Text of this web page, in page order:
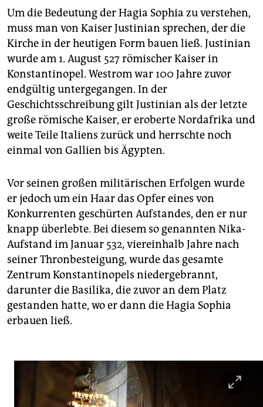
Um die Bedeutung der Hagia Sophia zu verstehen,
muss man von Kaiser Justinian sprechen, der die
Kirche in der heutigen Form bauen ließ. Justinian
wurde am 1. August 527 römischer Kaiser in
Konstantinopel. Westrom war 100 Jahre zuvor
endgültig untergegangen. In der
Geschichtsschreibung gilt Justinian als der letzte
große römische Kaiser, er eroberte Nordafrika und
weite Teile Italiens zurück und herrschte noch
einmal von Gallien bis Ägypten.
Vor seinen großen militärischen Erfolgen wurde
er jedoch um ein Haar das Opfer eines von
Konkurrenten geschürten Aufstandes, den er nur
knapp überlebte. Bei diesem so genannten Nika-
Aufstand im Januar 532, viereinhalb Jahre nach
seiner Thronbesteigung, wurde das gesamte
Zentrum Konstantinopels niedergebrannt,
darunter die Basilika, die zuvor an dem Platz
gestanden hatte, wo er dann die Hagia Sophia
erbauen ließ.